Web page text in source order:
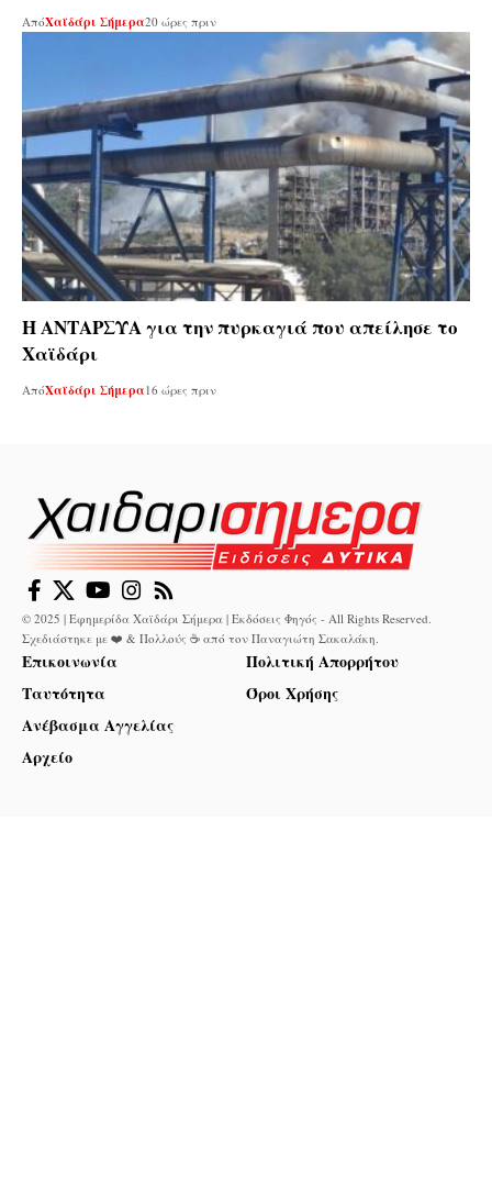
ΑπόΧαϊδάρι Σήμερα20 ώρες πριν
Η ΑΝΤΑΡΣΥΑ για την πυρκαγιά που απείλησε το
Χαϊδάρι
ΑπόΧαϊδάρι Σήμερα 16 ώρες πριν
© 2025 | Εφημερίδα Χαϊδάρι Σήμερα | Εκδόσεις Φηγός - All Rights Reserved.
Σχεδιάστηκε με ❤️ & Πολλούς ☕ από τον Παναγιώτη Σακαλάκη.
Επικοινωνία
Ταυτότητα
Ανέβασμα Αγγελίας
Αρχείο
Πολιτική Απορρήτου
Όροι Χρήσης